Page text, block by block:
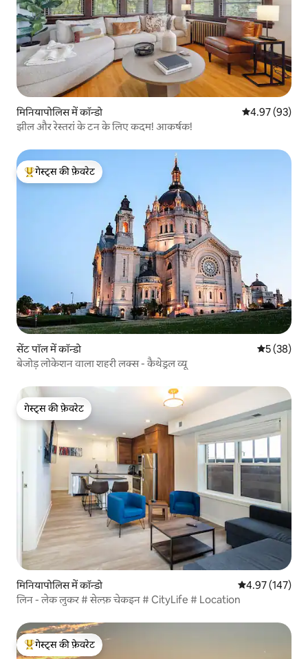
मिनियापोलिस में कॉन्डो औसत रेटिंग 5 में
4.97 (93)
झील और रेस्तरां के टन के लिए कदम! आकर्षक!
गेस्ट्स का टॉप फ़ेवरेट
गेस्ट्स की फ़ेवरेट
सेंट पॉल में कॉन्डो औसत रेटिंग
5 (38)
बेजोड़ लोकेशन वाला शहरी लक्स - कैथेड्रल व्यू
गेस्ट्स की फ़ेवरेट
गेस्ट्स की फ़ेवरेट
मिनियापोलिस में कॉन्डो औसत रेटिंग 5 में से
4.97 (147)
लिन - लेक लुकर # सेल्फ़ चेकइन # CityLife # Location
गेस्ट्स का टॉप फ़ेवरेट
गेस्ट्स की फ़ेवरेट